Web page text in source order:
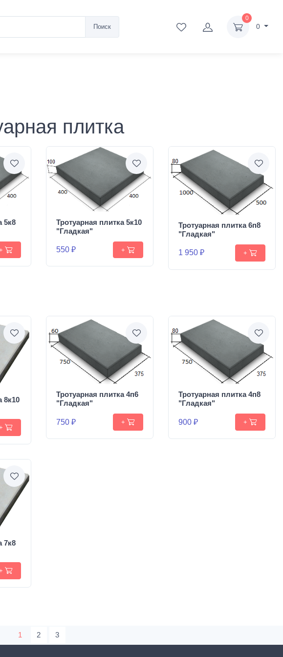
Поиск
0
0
плитка
5к8
Тротуарная плитка 5к10
"Гладкая"
550 ₽ +
Тротуарная плитка 6п8
"Гладкая"
1 950 ₽ +
8к10
Тротуарная плитка 4п6
"Гладкая"
750 ₽ +
Тротуарная плитка 4п8
"Гладкая"
900 ₽ +
7к8
1 2 3